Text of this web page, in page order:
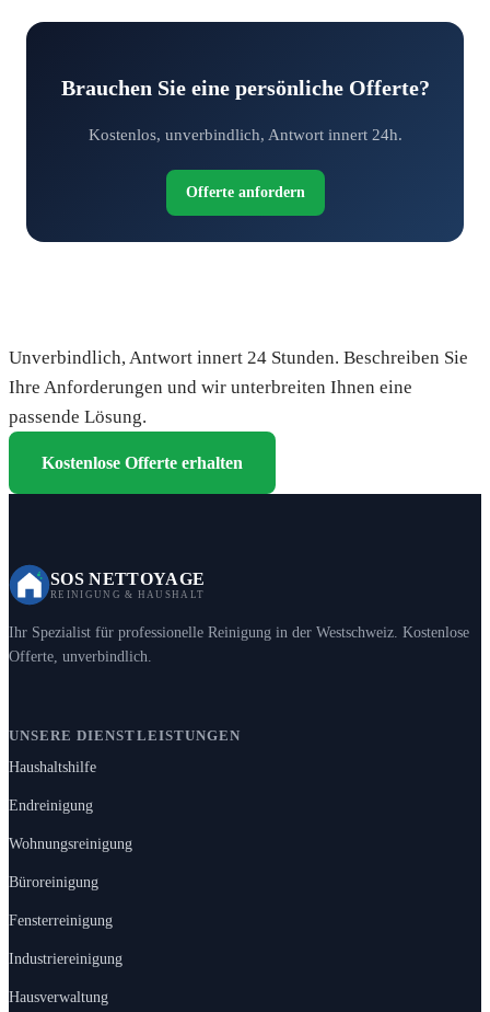
Brauchen Sie eine persönliche Offerte?
Kostenlos, unverbindlich, Antwort innert 24h.
Offerte anfordern
Unverbindlich, Antwort innert 24 Stunden. Beschreiben Sie
Ihre Anforderungen und wir unterbreiten Ihnen eine
passende Lösung.
Kostenlose Offerte erhalten
SOS NETTOYAGE
REINIGUNG & HAUSHALT
Ihr Spezialist für professionelle Reinigung in der Westschweiz. Kostenlose
Offerte, unverbindlich.
UNSERE DIENSTLEISTUNGEN
Haushaltshilfe
Endreinigung
Wohnungsreinigung
Büroreinigung
Fensterreinigung
Industriereinigung
Hausverwaltung